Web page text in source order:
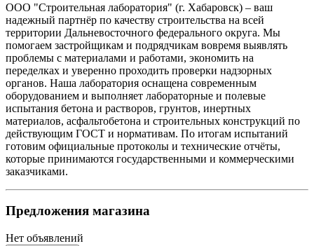
ООО "Строительная лаборатория" (г. Хабаровск) – ваш
надежный партнёр по качеству строительства на всей
территории Дальневосточного федерального округа. Мы
помогаем застройщикам и подрядчикам вовремя выявлять
проблемы с материалами и работами, экономить на
переделках и уверенно проходить проверки надзорных
органов. Наша лаборатория оснащена современным
оборудованием и выполняет лабораторные и полевые
испытания бетона и растворов, грунтов, инертных
материалов, асфальтобетона и строительных конструкций по
действующим ГОСТ и нормативам. По итогам испытаний
готовим официальные протоколы и технические отчёты,
которые принимаются государственными и коммерческими
заказчиками.
Предложения магазина
Нет объявлений